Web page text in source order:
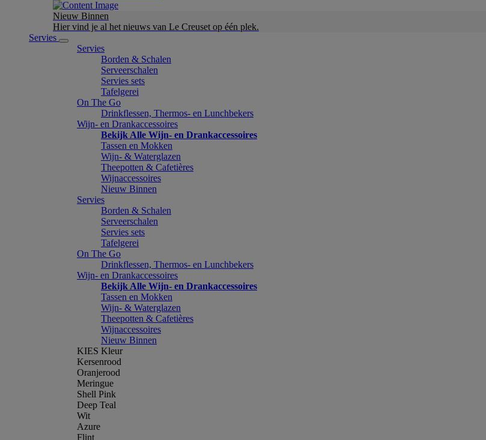
Nieuw Binnen
Hier vind je al het nieuws van Le Creuset op één plek.
Servies
Servies
Borden & Schalen
Serveerschalen
Servies sets
Tafelgerei
On The Go
Drinkflessen, Thermos- en Lunchbekers
Wijn- en Drankaccessoires
Bekijk Alle Wijn- en Drankaccessoires
Tassen en Mokken
Wijn- & Waterglazen
Theepotten & Cafetières
Wijnaccessoires
Nieuw Binnen
Servies
Borden & Schalen
Serveerschalen
Servies sets
Tafelgerei
On The Go
Drinkflessen, Thermos- en Lunchbekers
Wijn- en Drankaccessoires
Bekijk Alle Wijn- en Drankaccessoires
Tassen en Mokken
Wijn- & Waterglazen
Theepotten & Cafetières
Wijnaccessoires
Nieuw Binnen
KIES Kleur
Kersenrood
Oranjerood
Meringue
Shell Pink
Deep Teal
Wit
Azure
Flint